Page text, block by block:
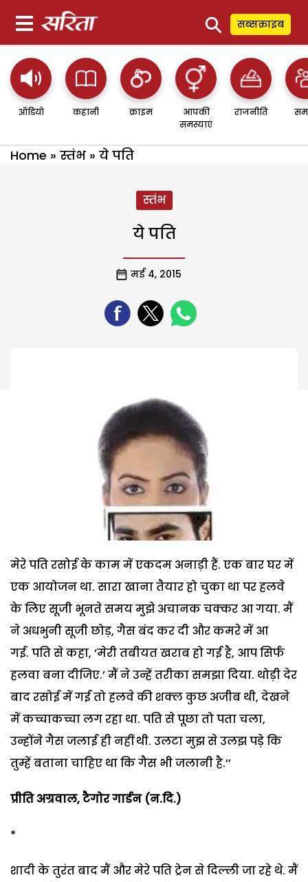
⚲ सब्सक्राइब
ऑडियो कहानी क्राइम
आपकी
समस्याएं
राजनीति
Home » स्तंभ » ये पति
स्तंभ
ये पति
मई 4, 2015
मेरे पति रसोई के काम में एकदम अनाड़ी हैं. एक बार घर में
एक आयोजन था. सारा खाना तैयार हो चुका था पर हलवे
के लिए सूजी भूनते समय मुझे अचानक चक्कर आ गया. मैं
ने अधभुनी सूजी छोड़, गैस बंद कर दी और कमरे में आ
गई. पति से कहा, ‘मेरी तबीयत खराब हो गई है, आप सिर्फ
हलवा बना दीजिए.’ मैं ने उन्हें तरीका समझा दिया. थोड़ी देर
बाद रसोई में गई तो हलवे की शक्ल कुछ अजीब थी, देखने
में कच्चाकच्चा लग रहा था. पति से पूछा तो पता चला,
उन्होंने गैस जलाई ही नहीं थी. उलटा मुझ से उलझ पड़े कि
तुम्हें बताना चाहिए था कि गैस भी जलानी है.’’
प्रीति अग्रवाल, टैगोर गार्डन (न.दि.)
*
शादी के तुरंत बाद मैं और मेरे पति ट्रेन से दिल्ली जा रहे थे. मैं